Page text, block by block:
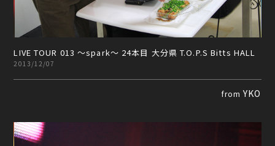
LIVE TOUR 013 ～spark～ 24本目 大分県 T.O.P.S Bitts HALL
2013/12/07
fromYKO